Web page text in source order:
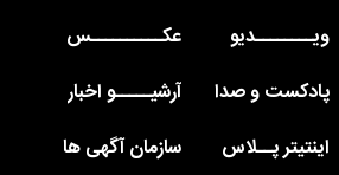
ویــــــــدیو
عکــــــــــس
پادکست و صدا
آرشیـــــو اخبار
اینتیتر پــلاس
سازمان آگهی ها